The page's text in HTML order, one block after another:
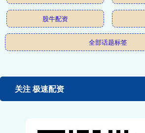
股牛配资
全部话题标签
关注 极速配资